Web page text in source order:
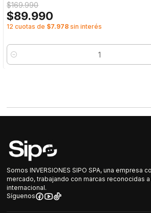
$169.990
$89.990
12 cuotas de $7.978 sin interés
Cantidad
Somos INVERSIONES SIPO SPA, una empresa
mercado, trabajando con marcas reconocidas
internacional.
Síguenos